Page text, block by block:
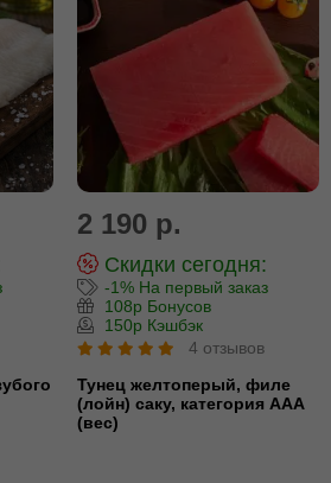
2 190 р.
Скидки сегодня:
-1% На первый заказ
108р Бонусов
150р Кэшбэк
4 отзывов
Тунец желтоперый, филе
(лойн) cаку, категория ААА
(вес)